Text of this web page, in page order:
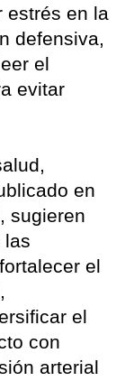
estrés en la
defensiva,
el
evitar
en
sugieren
las
el
el
con
arterial